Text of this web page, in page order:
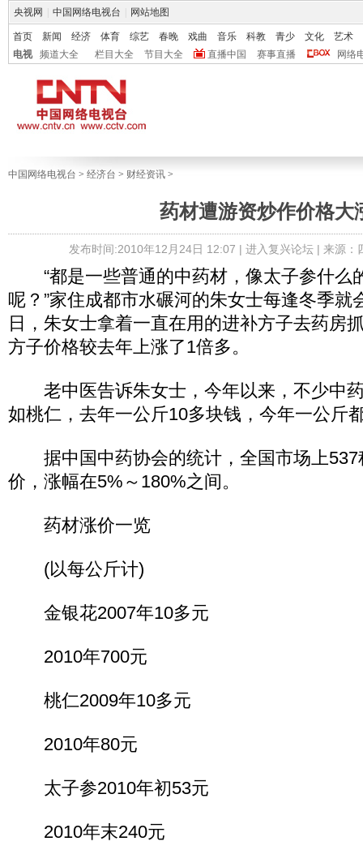
央视网 中国网络电视台 网站地图
首页 新闻 经济 体育 综艺 春晚 戏曲 音乐 科教 青少 文化
艺术
电视
频道大全 栏目大全 节目大全 直播中国 赛事直播 网络
中国网络电视台 > 经济台 > 财经资讯 >
药材遭游资炒作价格大
发布时间:2010年12月24日 12:07 | 进入复兴论坛 | 来源：
“都是一些普通的中药材，像太子参什么
呢？”家住成都市水碾河的朱女士每逢冬季就
日，朱女士拿着一直在用的进补方子去药房
方子价格较去年上涨了1倍多。
老中医告诉朱女士，今年以来，不少中
如桃仁，去年一公斤10多块钱，今年一公斤
据中国中药协会的统计，全国市场上537
价，涨幅在5%～180%之间。
药材涨价一览
(以每公斤计)
金银花2007年10多元
2010年700元
桃仁2009年10多元
2010年80元
太子参2010年初53元
2010年末240元